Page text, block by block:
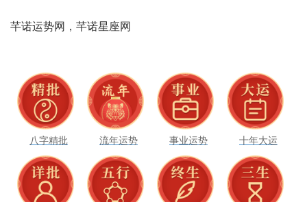
芊诺运势网，芊诺星座网
八字精批 流年运势 事业运势 十年大运